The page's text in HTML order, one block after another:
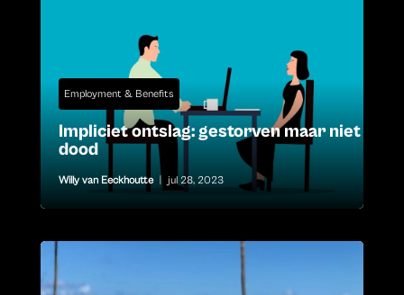
Employment & Benefits
Impliciet ontslag: gestorven maar niet
dood
Willy van Eeckhoutte jul 28, 2023